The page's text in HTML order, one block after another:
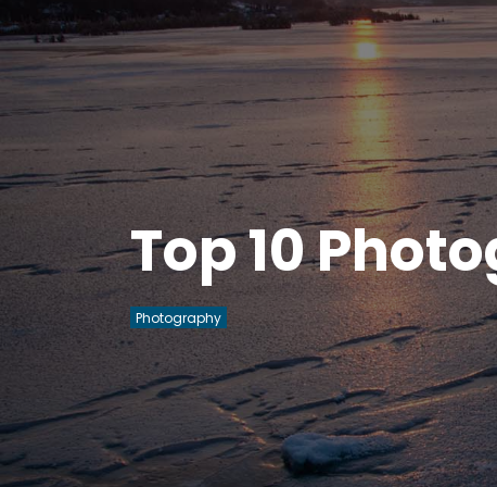
Top 10
Photography